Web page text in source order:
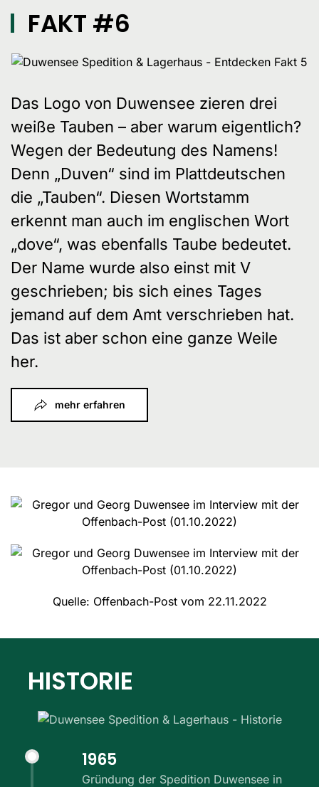
FAKT #6
Das Logo von Duwensee zieren drei
weiße Tauben – aber warum eigentlich?
Wegen der Bedeutung des Namens!
Denn „Duven“ sind im Plattdeutschen
die „Tauben“. Diesen Wortstamm
erkennt man auch im englischen Wort
„dove“, was ebenfalls Taube bedeutet.
Der Name wurde also einst mit V
geschrieben; bis sich eines Tages
jemand auf dem Amt verschrieben hat.
Das ist aber schon eine ganze Weile
her.
mehr erfahren
Quelle: Offenbach-Post vom 22.11.2022
HISTORIE
1965
Gründung der Spedition Duwensee in